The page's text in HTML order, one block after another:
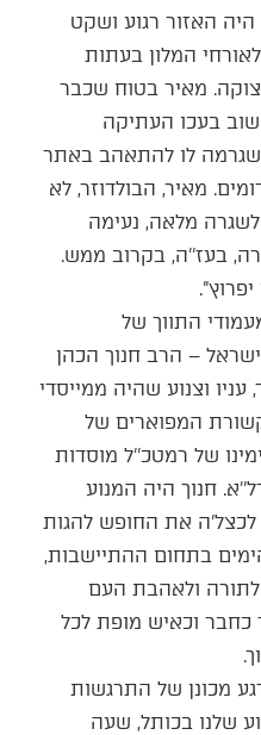
היה האזור רגוע ושקט
המלון בעתות
מאיר בטוח שכבר
שוב בעכו העתיקה
שגרמה לו להתאהב באתר
מאיר, הבולדוזר, לא
מלאה, נעימה
בעז’’ה, בקרוב ממש.
התווך של
– הרב חנוך הכהן
וצנוע שהיה ממייסדי
המפוארים של
של רמטכ’’ל מוסדות
חנוך היה המנוע
לכצל’ה את החופש להגות
בתחום ההתיישבות,
לתורה ולאהבת העם
כחבר וכאיש מופת לכל
מכונן של התרגשות
שלנו בכותל, שעה